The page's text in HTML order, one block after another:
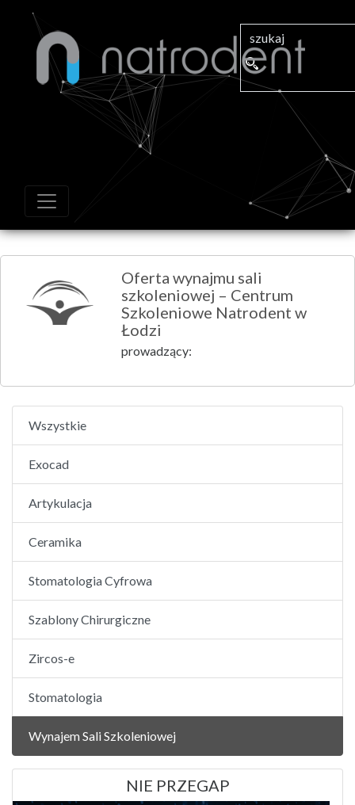
Oferta wynajmu sali
szkoleniowej – Centrum
Szkoleniowe Natrodent w
Łodzi
prowadzący:
Wszystkie
Exocad
Artykulacja
Ceramika
Stomatologia Cyfrowa
Szablony Chirurgiczne
Zircos-e
Stomatologia
Wynajem Sali Szkoleniowej
NIE PRZEGAP